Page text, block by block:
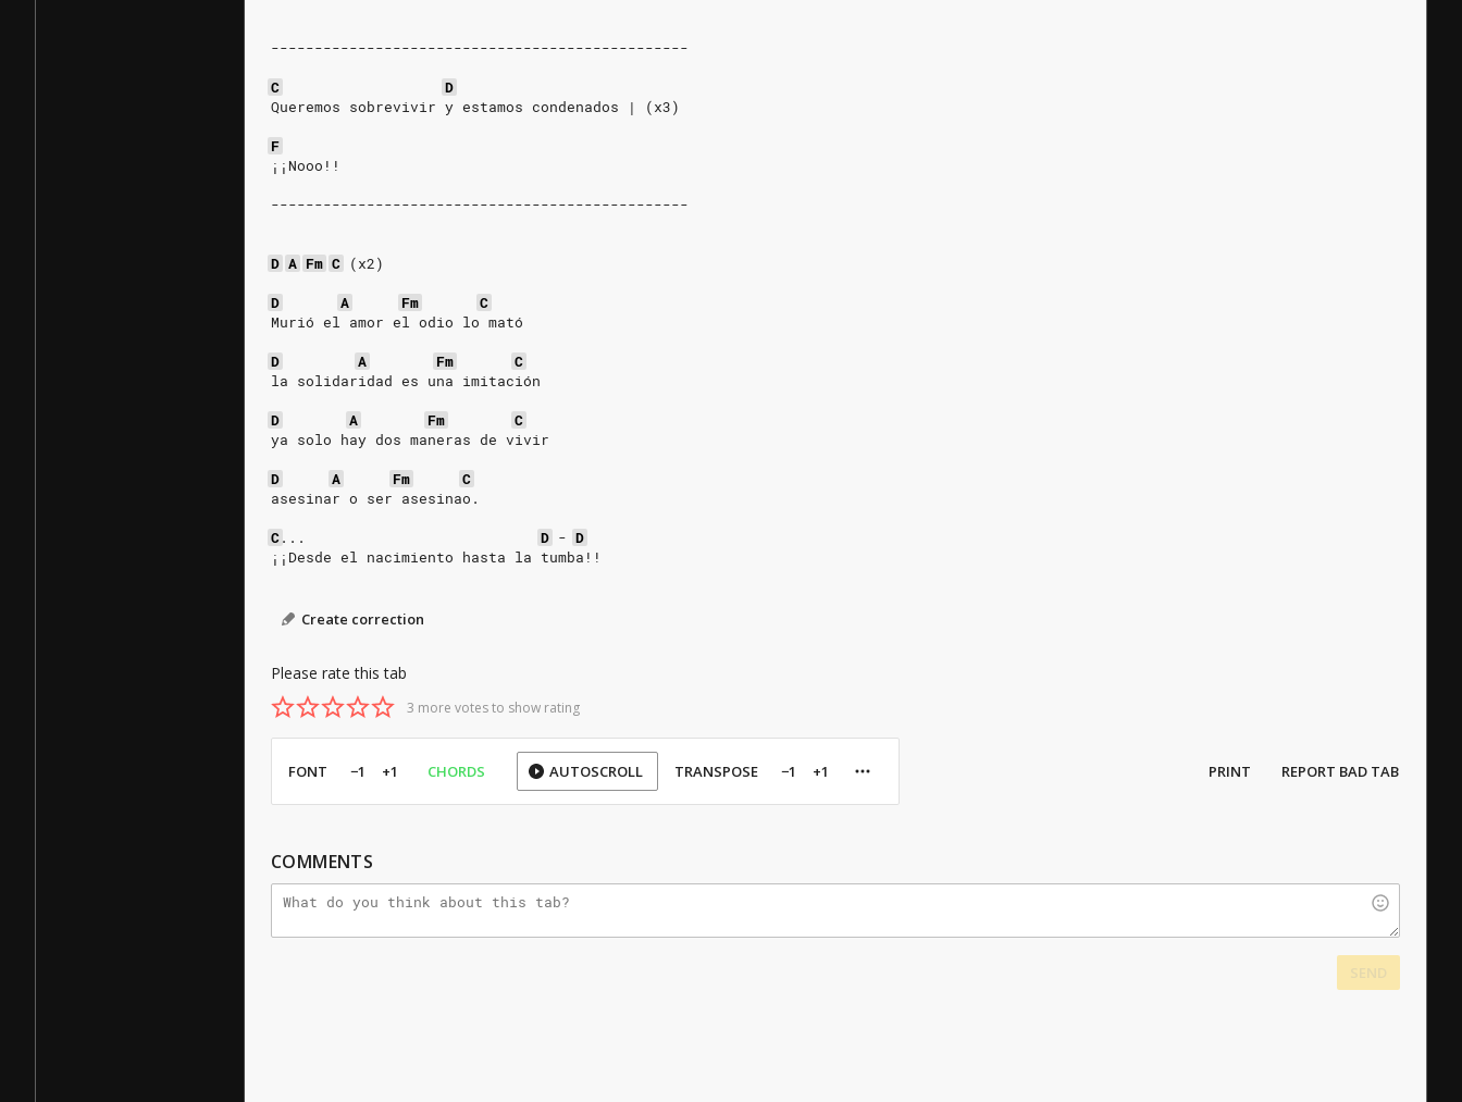
------------------------------------------------
C
D
Queremos sobrevivir y estamos condenados | (x3)
F
¡¡Nooo!!
------------------------------------------------
D A Fm C (x2)
D
A Fm
C
Murió el amor el odio lo mató
D
A Fm
C
la solidaridad es una imitación
D
A Fm
C
ya solo hay dos maneras de vivir
D
A Fm
C
asesinar o ser asesinao.
C... D - D
¡¡Desde el nacimiento hasta la tumba!!
Create correction
Please rate this tab
3 more votes to show rating
FONT −1 +1 CHORDS AUTOSCROLL TRANSPOSE −1 +1 PRINT REPORT BAD TAB
COMMENTS